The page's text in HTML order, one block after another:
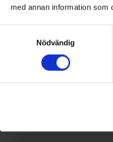
med annan information som
Nödvändig
espressomaskinen, som bär
"Made in Italy",
pålitlighet och funktion. Den låter
aromen från en äkta
eller ett krämigt och fylligt